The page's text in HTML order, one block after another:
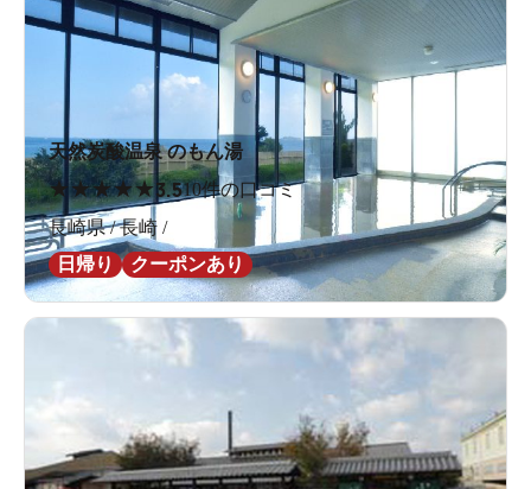
天然炭酸温泉 のもん湯
★★★★★ 3.510件の口コミ
長崎県 / 長崎 /
日帰り
クーポンあり